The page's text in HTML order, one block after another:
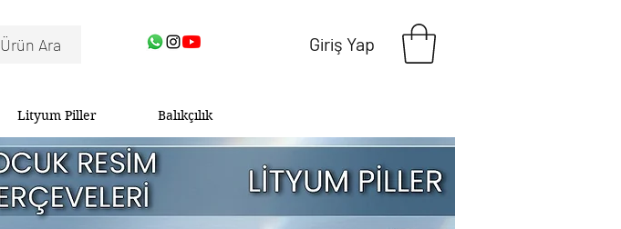
Ürün Ara Giriş Yap
Lityum Piller Balıkçılık